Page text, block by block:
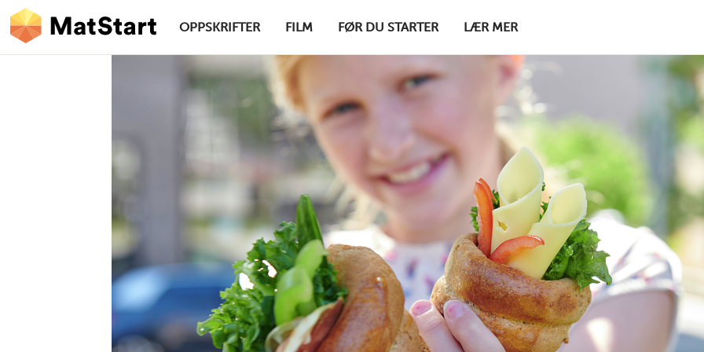
Hopp til hovedinnhold
hovednavigasjonsskrivebordsversjon
OPPSKRIFTER FILM FØR DU STARTER LÆR MER